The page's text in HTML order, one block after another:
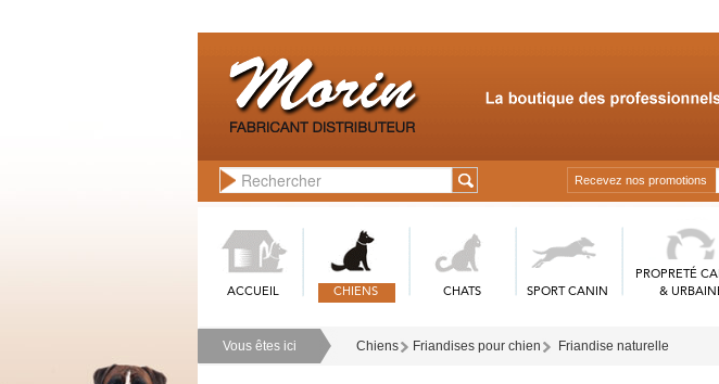
Recevez nos promotions
ACCUEIL CHIENS CHATS SPORT CANIN
PROPRETÉ
&
Vous êtes ici Chiens Friandises pour chien Friandise naturelle